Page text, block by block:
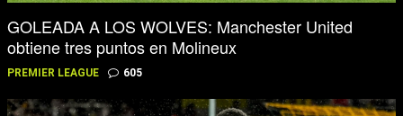
GOLEADA A LOS WOLVES: Manchester United
obtiene tres puntos en Molineux
PREMIER LEAGUE 605